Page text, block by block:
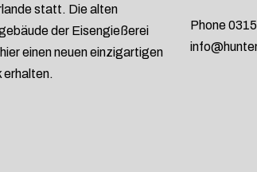
statt. Die alten
der Eisengießerei
einen neuen einzigartigen
erhalten.
Phone